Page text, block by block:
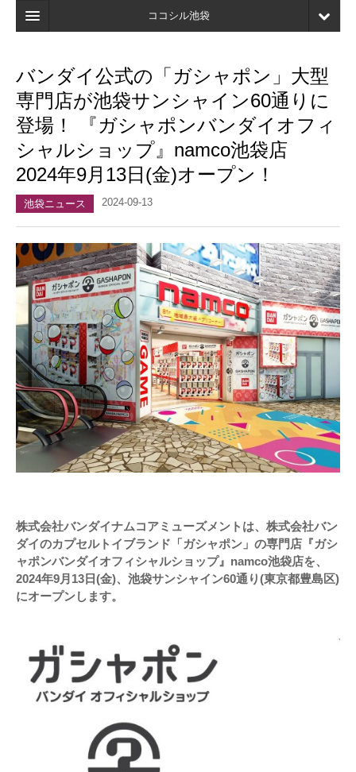
ココシル池袋
検索
店舗・施設最新情報
口コミ
マイページ
ブックマーク
バンダイ公式の「ガシャポン」大型
専門店が池袋サンシャイン60通りに
登場！ 『ガシャポンバンダイオフィ
シャルショップ』namco池袋店
2024年9月13日(金)オープン！
池袋ニュース 2024-09-13
株式会社バンダイナムコアミューズメントは、株式会社バン
ダイのカプセルトイブランド「ガシャポン」の専門店『ガシ
ャポンバンダイオフィシャルショップ』namco池袋店を、
2024年9月13日(金)、池袋サンシャイン60通り(東京都豊島区)
にオープンします。